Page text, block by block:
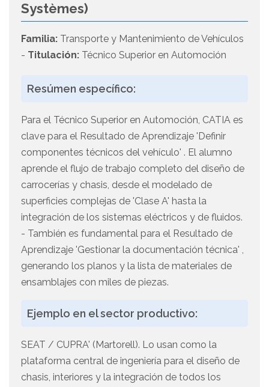
Systèmes)
Familia: Transporte y Mantenimiento de Vehículos
- Titulación: Técnico Superior en Automoción
Resúmen específico:
Para el Técnico Superior en Automoción, CATIA es
clave para el Resultado de Aprendizaje 'Definir
componentes técnicos del vehículo' . El alumno
aprende el flujo de trabajo completo del diseño de
carrocerías y chasis, desde el modelado de
superficies complejas de 'Clase A' hasta la
integración de los sistemas eléctricos y de fluidos.
- También es fundamental para el Resultado de
Aprendizaje 'Gestionar la documentación técnica' ,
generando los planos y la lista de materiales de
ensamblajes con miles de piezas.
Ejemplo en el sector productivo:
SEAT / CUPRA' (Martorell). Lo usan como la
plataforma central de ingeniería para el diseño de
chasis, interiores y la integración de todos los